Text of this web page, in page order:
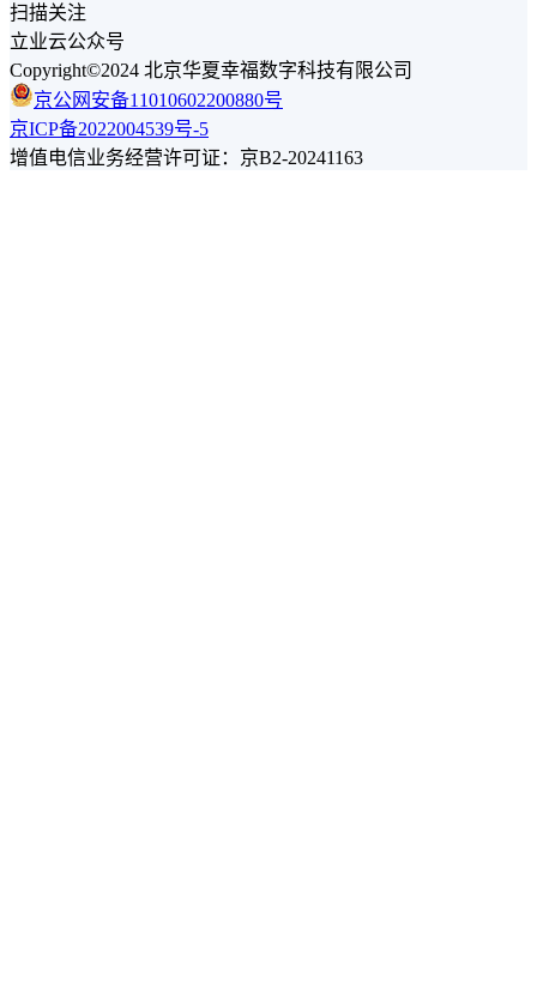
扫描关注
立业云公众号
Copyright©2024 北京华夏幸福数字科技有限公司
京公网安备11010602200880号
京ICP备2022004539号-5
增值电信业务经营许可证：京B2-20241163